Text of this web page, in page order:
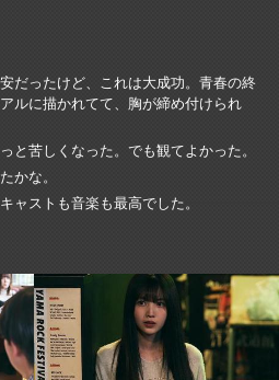
だったけど、これは大成功。青春の終
ルに描かれてて、胸が締め付けられ
と苦しくなった。でも観てよかった。
かな。
ャストも音楽も最高でした。